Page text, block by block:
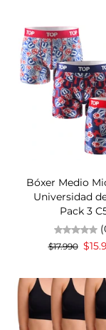
Bóxer Medio
Universidad
Pack 3
$17.990